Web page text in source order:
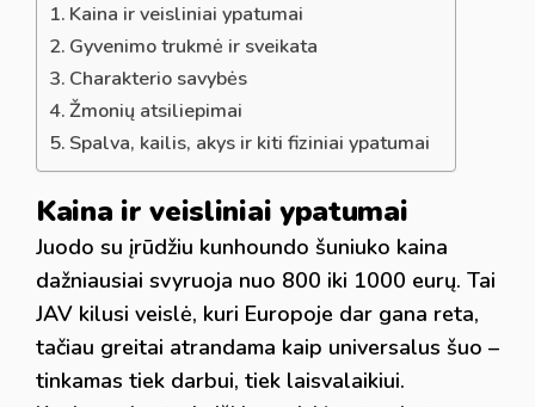
Kaina ir veisliniai ypatumai
Gyvenimo trukmė ir sveikata
Charakterio savybės
Žmonių atsiliepimai
Spalva, kailis, akys ir kiti fiziniai ypatumai
Kaina ir veisliniai ypatumai
Juodo su įrūdžiu kunhoundo šuniuko kaina
dažniausiai svyruoja nuo 800 iki 1000 eurų. Tai
JAV kilusi veislė, kuri Europoje dar gana reta,
tačiau greitai atrandama kaip universalus šuo –
tinkamas tiek darbui, tiek laisvalaikiui.